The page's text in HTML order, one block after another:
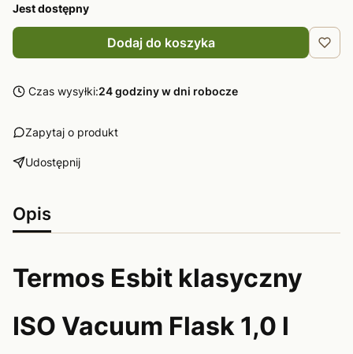
Jest dostępny
Dodaj do koszyka
Czas wysyłki:24 godziny w dni robocze
Zapytaj o produkt
Udostępnij
Opis
Termos Esbit klasyczny
ISO Vacuum Flask 1,0 l